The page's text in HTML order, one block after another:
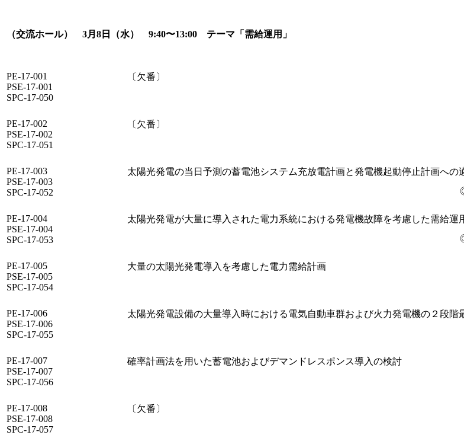
（交流ホール） 3月8日（水） 9:40〜13:00 テーマ「需給運用」
PE-17-001
PSE-17-001
SPC-17-050
〔欠番〕
PE-17-002
PSE-17-002
SPC-17-051
〔欠番〕
PE-17-003
PSE-17-003
SPC-17-052
太陽光発電の当日予測の蓄電池システム充放電計画と発電機起動停止計画への
PE-17-004
PSE-17-004
SPC-17-053
太陽光発電が大量に導入された電力系統における発電機故障を考慮した需給運
PE-17-005
PSE-17-005
SPC-17-054
大量の太陽光発電導入を考慮した電力需給計画
PE-17-006
PSE-17-006
SPC-17-055
太陽光発電設備の大量導入時における電気自動車群および火力発電機の２段階
PE-17-007
PSE-17-007
SPC-17-056
確率計画法を用いた蓄電池およびデマンドレスポンス導入の検討
PE-17-008
PSE-17-008
SPC-17-057
〔欠番〕